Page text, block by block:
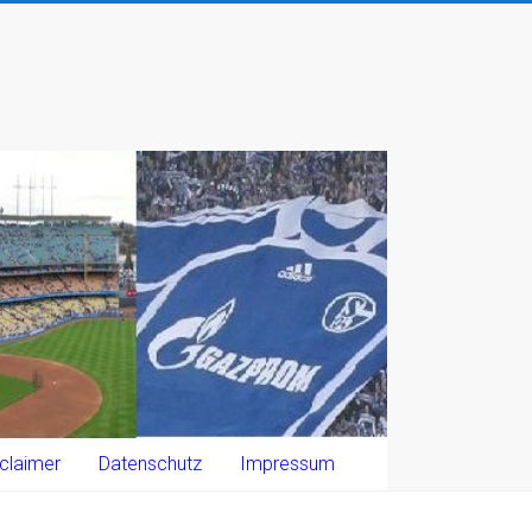
Datenschutz Impressum